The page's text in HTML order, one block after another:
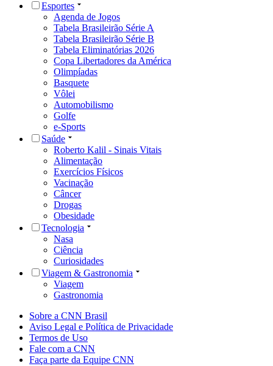
Esportes
Agenda de Jogos
Tabela Brasileirão Série A
Tabela Brasileirão Série B
Tabela Eliminatórias 2026
Copa Libertadores da América
Olimpíadas
Basquete
Vôlei
Automobilismo
Golfe
e-Sports
Saúde
Roberto Kalil - Sinais Vitais
Alimentação
Exercícios Físicos
Vacinação
Câncer
Drogas
Obesidade
Tecnologia
Nasa
Ciência
Curiosidades
Viagem & Gastronomia
Viagem
Gastronomia
Sobre a CNN Brasil
Aviso Legal e Política de Privacidade
Termos de Uso
Fale com a CNN
Faça parte da Equipe CNN